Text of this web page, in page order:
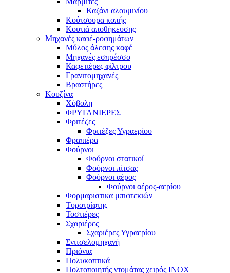
Καζάνι αλουμινίου
Κούτσουρα κοπής
Κουτιά αποθήκευσης
Μηχανές καφέ-ροφημάτων
Μύλος άλεσης καφέ
Μηχανές εσπρέσσο
Καφετιέρες φίλτρου
Γρανιτομηχανές
Βραστήρες
Κουζίνα
Χόβολη
ΦΡΥΓΑΝΙΕΡΕΣ
Φριτέζες
Φριτέζες Υγραερίου
Φραπιέρα
Φούρνοι
Φούρνοι στατικοί
Φούρνοι πίτσας
Φούρνοι αέρος
Φούρνοι αέρος-αερίου
Φορμαριστικα μπιφτεκιών
Τυροτρίφτης
Τοστιέρες
Σχαριέρες
Σχαριέρες Υγραερίου
Σνιτσελομηχανή
Πριόνια
Πολυκοπτικά
Πολτοποιητής ντομάτας χειρός ΙΝΟΧ